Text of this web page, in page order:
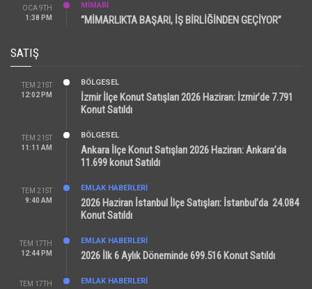
OCA 9TH
1:38 PM
MİMARİ
“MİMARLIKTA BAŞARI, İŞ BİRLİĞİNDEN GEÇİYOR”
SATIŞ
TEM 21ST
12:02 PM
BÖLGESEL
İzmir İlçe Konut Satışları 2026 Haziran: İzmir’de 7.791
Konut Satıldı
TEM 21ST
11:11 AM
BÖLGESEL
Ankara İlçe Konut Satışları 2026 Haziran: Ankara’da
11.699 konut Satıldı
TEM 21ST
9:40 AM
EMLAK HABERLERI
2026 Haziran İstanbul İlçe Satışları: İstanbul’da 24.084
Konut Satıldı
TEM 17TH
12:44 PM
EMLAK HABERLERI
2026 İlk 6 Aylık Döneminde 699.516 Konut Satıldı
TEM 17TH EMLAK HABERLERI